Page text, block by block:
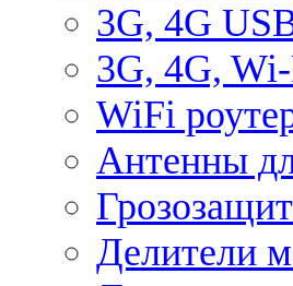
3G, 4G
3G, 4G,
WiFi
Антенны
Делители